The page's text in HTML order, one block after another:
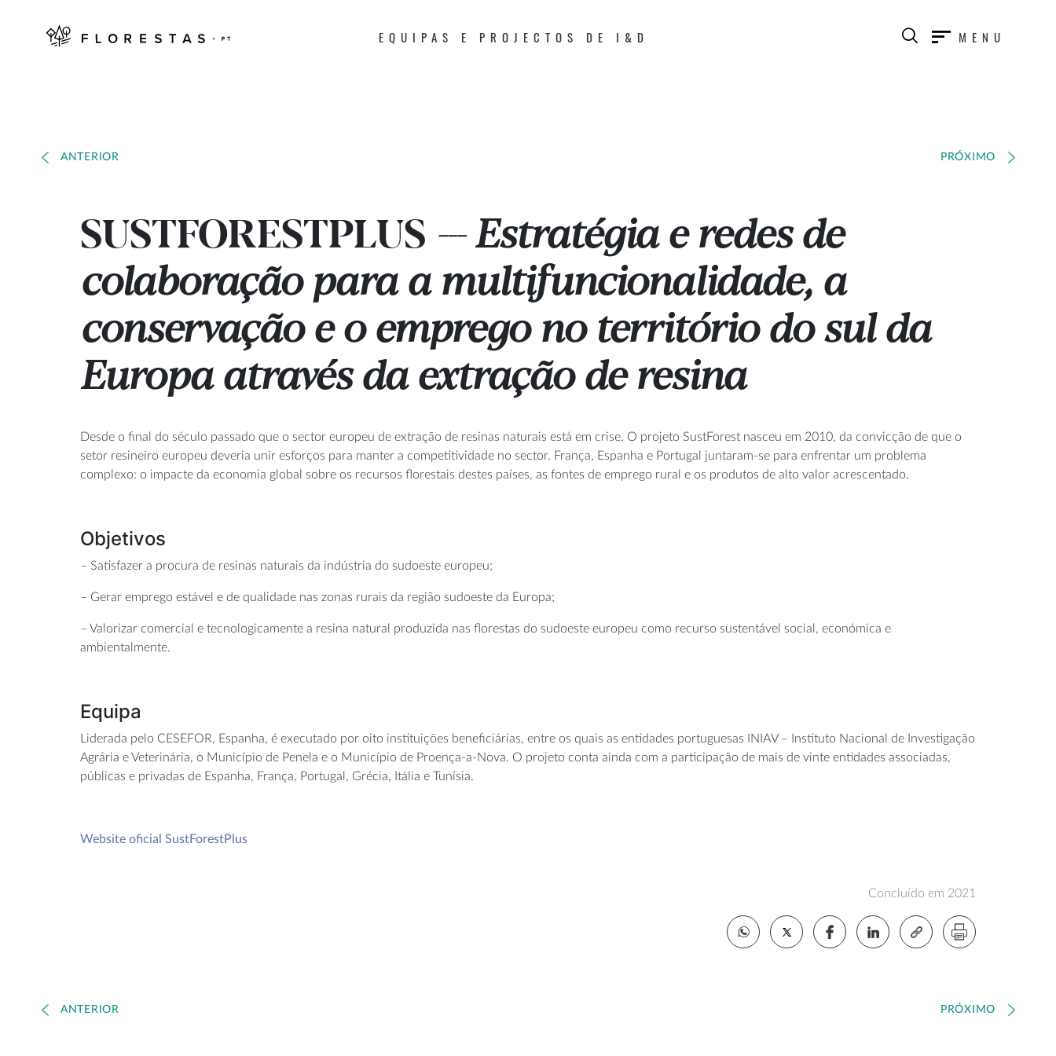
EQUIPAS E PROJECTOS DE I&D MENU
ANTERIOR PRÓXIMO
SUSTFORESTPLUS --- Estratégia e redes de
colaboração para a multifuncionalidade, a
conservação e o emprego no território do sul da
Europa através da extração de resina
Desde o final do século passado que o sector europeu de extração de resinas naturais está em crise. O projeto SustForest nasceu em 2010, da convicção de que o
setor resineiro europeu deveria unir esforços para manter a competitividade no sector. França, Espanha e Portugal juntaram-se para enfrentar um problema
complexo: o impacte da economia global sobre os recursos florestais destes países, as fontes de emprego rural e os produtos de alto valor acrescentado.
Objetivos
– Satisfazer a procura de resinas naturais da indústria do sudoeste europeu;
– Gerar emprego estável e de qualidade nas zonas rurais da região sudoeste da Europa;
– Valorizar comercial e tecnologicamente a resina natural produzida nas florestas do sudoeste europeu como recurso sustentável social, económica e
ambientalmente.
Equipa
Liderada pelo CESEFOR, Espanha, é executado por oito instituições beneficiárias, entre os quais as entidades portuguesas INIAV – Instituto Nacional de Investigação
Agrária e Veterinária, o Município de Penela e o Município de Proença-a-Nova. O projeto conta ainda com a participação de mais de vinte entidades associadas,
públicas e privadas de Espanha, França, Portugal, Grécia, Itália e Tunísia.
Website oficial SustForestPlus
Concluído em 2021
ANTERIOR PRÓXIMO